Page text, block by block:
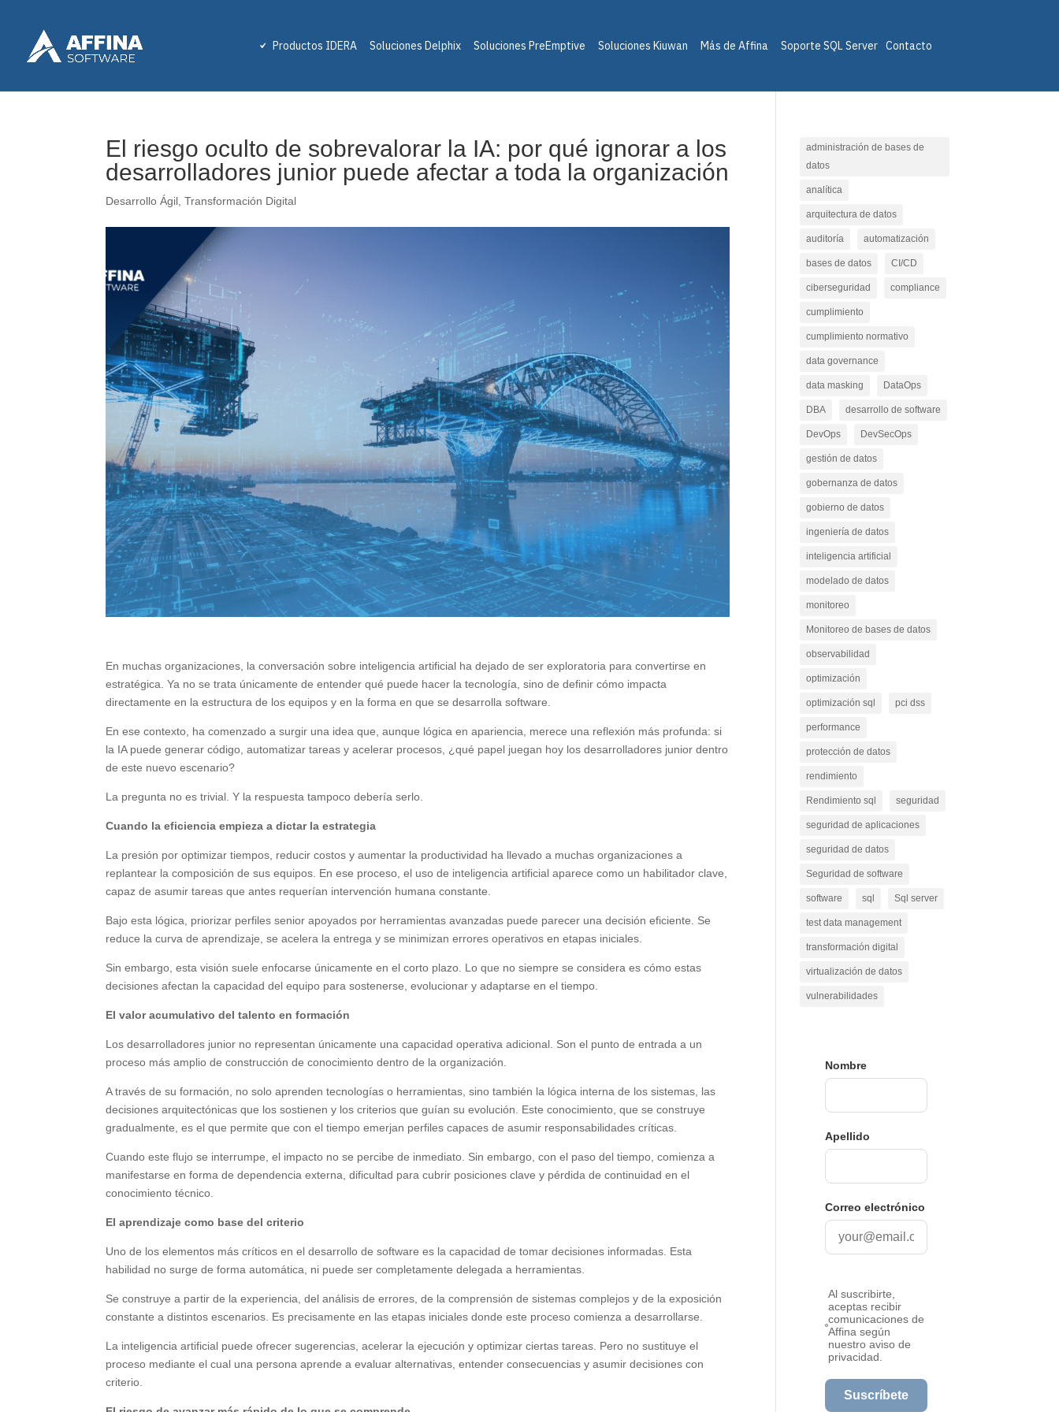
Productos IDERA Soluciones Delphix Soluciones PreEmptive Soluciones Kiuwan Más de Affina Soporte SQL Server Contacto
El riesgo oculto de sobrevalorar la IA: por qué ignorar a los
desarrolladores junior puede afectar a toda la organización
Desarrollo Ágil ,Transformación Digital
En muchas organizaciones, la conversación sobre inteligencia artificial ha dejado de ser exploratoria para convertirse en
estratégica. Ya no se trata únicamente de entender qué puede hacer la tecnología, sino de definir cómo impacta
directamente en la estructura de los equipos y en la forma en que se desarrolla software.
En ese contexto, ha comenzado a surgir una idea que, aunque lógica en apariencia, merece una reflexión más profunda: si
la IA puede generar código, automatizar tareas y acelerar procesos, ¿qué papel juegan hoy los desarrolladores junior dentro
de este nuevo escenario?
La pregunta no es trivial. Y la respuesta tampoco debería serlo.
Cuando la eficiencia empieza a dictar la estrategia
La presión por optimizar tiempos, reducir costos y aumentar la productividad ha llevado a muchas organizaciones a
replantear la composición de sus equipos. En ese proceso, el uso de inteligencia artificial aparece como un habilitador clave,
capaz de asumir tareas que antes requerían intervención humana constante.
Bajo esta lógica, priorizar perfiles senior apoyados por herramientas avanzadas puede parecer una decisión eficiente. Se
reduce la curva de aprendizaje, se acelera la entrega y se minimizan errores operativos en etapas iniciales.
Sin embargo, esta visión suele enfocarse únicamente en el corto plazo. Lo que no siempre se considera es cómo estas
decisiones afectan la capacidad del equipo para sostenerse, evolucionar y adaptarse en el tiempo.
El valor acumulativo del talento en formación
Los desarrolladores junior no representan únicamente una capacidad operativa adicional. Son el punto de entrada a un
proceso más amplio de construcción de conocimiento dentro de la organización.
A través de su formación, no solo aprenden tecnologías o herramientas, sino también la lógica interna de los sistemas, las
decisiones arquitectónicas que los sostienen y los criterios que guían su evolución. Este conocimiento, que se construye
gradualmente, es el que permite que con el tiempo emerjan perfiles capaces de asumir responsabilidades críticas.
Cuando este flujo se interrumpe, el impacto no se percibe de inmediato. Sin embargo, con el paso del tiempo, comienza a
manifestarse en forma de dependencia externa, dificultad para cubrir posiciones clave y pérdida de continuidad en el
conocimiento técnico.
El aprendizaje como base del criterio
Uno de los elementos más críticos en el desarrollo de software es la capacidad de tomar decisiones informadas. Esta
habilidad no surge de forma automática, ni puede ser completamente delegada a herramientas.
Se construye a partir de la experiencia, del análisis de errores, de la comprensión de sistemas complejos y de la exposición
constante a distintos escenarios. Es precisamente en las etapas iniciales donde este proceso comienza a desarrollarse.
La inteligencia artificial puede ofrecer sugerencias, acelerar la ejecución y optimizar ciertas tareas. Pero no sustituye el
proceso mediante el cual una persona aprende a evaluar alternativas, entender consecuencias y asumir decisiones con
criterio.
administración de bases de
datos
analítica
arquitectura de datos
auditoría automatización
bases de datos CI/CD
ciberseguridad compliance
cumplimiento
cumplimiento normativo
data governance
data masking DataOps
DBA desarrollo de software
DevOps DevSecOps
gestión de datos
gobernanza de datos
gobierno de datos
ingeniería de datos
inteligencia artificial
modelado de datos
monitoreo
Monitoreo de bases de datos
observabilidad
optimización
optimización sql pci dss
performance
protección de datos
rendimiento
Rendimiento sql seguridad
seguridad de aplicaciones
seguridad de datos
Seguridad de software
software sql Sql server
test data management
transformación digital
virtualización de datos
vulnerabilidades